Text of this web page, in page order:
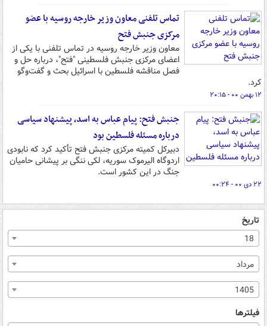
تماس تلفنی معاون وزیر خارجه روسیه با عضو
مرکزی جنبش فتح
معاون وزیر خارجه روسیه در تماس تلفنی با یکی از
اعضای مرکزی جنبش فلسطینی "فتح"، درباره حل و
فصل مناقشه فلسطین با اسرائیل بحث و گفت‌وگو
کرد.
۱۲ بهمن ۰۰ - ۲۰:۱۵
جنبش فتح: پیام عباس به اسد، پیشنهاد سیاسی
درباره مسئله فلسطین بود
دبیرکل کمیته مرکزی جنبش فتح تأکید کرد که نابودی
اردوگاه الیرموک سوریه، لکی ننگی بر پیشانی حامیان
جنگ در این کشور است.
۲۲ دی ۰۰ - ۰۰:۲۴
تاریخ
18
مرداد
1405
فیلترها